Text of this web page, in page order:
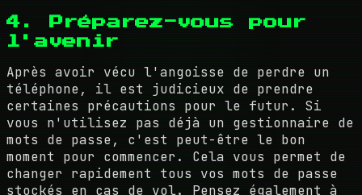
4. Préparez-vous pour
l'avenir
Après avoir vécu l'angoisse de perdre un
téléphone, il est judicieux de prendre
certaines précautions pour le futur. Si
vous n'utilisez pas déjà un gestionnaire de
mots de passe, c'est peut-être le bon
moment pour commencer. Cela vous permet de
changer rapidement tous vos mots de passe
stockés en cas de vol. Pensez également à